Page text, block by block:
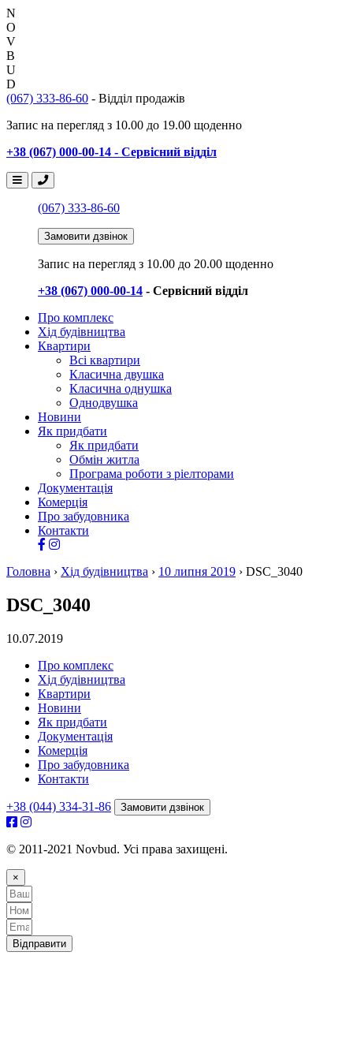
N
O
V
B
U
D
(067) 333-86-60 - Відділ продажів
Запис на перегляд з 10.00 до 19.00 щоденно
+38 (067) 000-00-14 - Сервісний відділ
(067) 333-86-60
Замовити дзвінок
Запис на перегляд з 10.00 до 20.00 щоденно
+38 (067) 000-00-14 - Сервісний відділ
Про комплекс
Хід будівництва
Квартири
Всі квартири
Класична двушка
Класична однушка
Однодвушка
Новини
Як придбати
Як придбати
Обмін житла
Програма роботи з ріелторами
Документація
Комерція
Про забудовника
Контакти
Головна › Хід будівництва › 10 липня 2019 › DSC_3040
DSC_3040
10.07.2019
Про комплекс
Хід будівництва
Квартири
Новини
Як придбати
Документація
Комерція
Про забудовника
Контакти
+38 (044) 334-31-86 Замовити дзвінок
© 2011-2021 Novbud. Усі права захищені.
×
Відправити